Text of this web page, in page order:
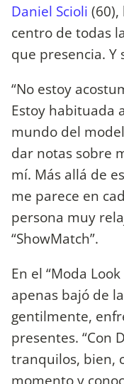
Daniel Scioli
centro de todas
que presencia. Y
“No estoy
Estoy habituada
mundo del
dar notas sobre
mí. Más allá de
me parece en
persona muy
“ShowMatch”.
En el “Moda
apenas bajó de
gentilmente,
presentes. “Con
tranquilos, bien,
momento y